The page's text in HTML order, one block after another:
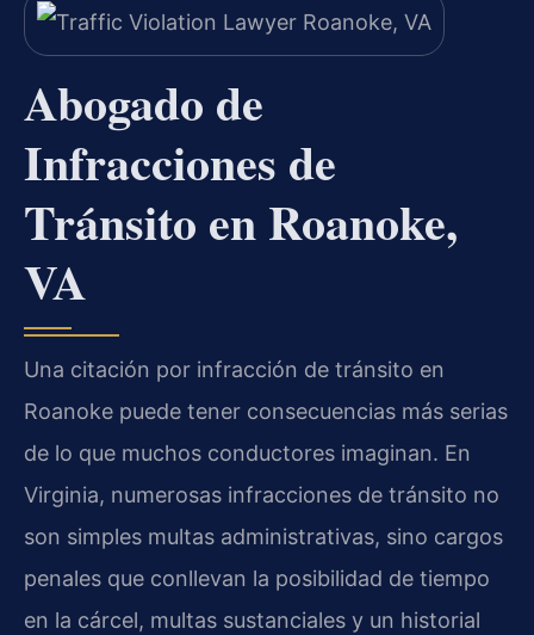
Abogado de
Infracciones de
Tránsito en Roanoke,
VA
Una citación por infracción de tránsito en
Roanoke puede tener consecuencias más serias
de lo que muchos conductores imaginan. En
Virginia, numerosas infracciones de tránsito no
son simples multas administrativas, sino cargos
penales que conllevan la posibilidad de tiempo
en la cárcel, multas sustanciales y un historial